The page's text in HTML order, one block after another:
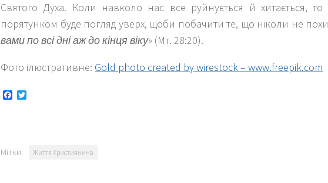
Святого Духа. Коли навколо нас все руйнується й хитається,
порятунком буде погляд уверх, щоби побачити те, що ніколи не
вами по всі дні аж до кінця віку» (Мт. 28:20).
Фото ілюстративне: Gold photo created by wirestock – www.freepik.com
Facebook
Мітки: Життя Християнина